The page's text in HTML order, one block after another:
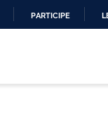
PARTICIPE